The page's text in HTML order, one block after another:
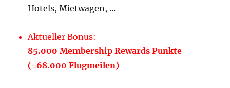
Hotels, Mietwagen, ...
Aktueller Bonus:
85.000 Membership Rewards Punkte
(=68.000 Flugmeilen)